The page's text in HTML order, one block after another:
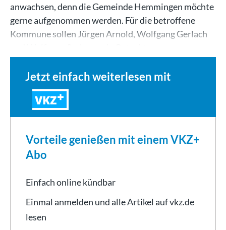
anwachsen, denn die Gemeinde Hemmingen möchte
gerne aufgenommen werden. Für die betroffene
Kommune sollen Jürgen Arnold, Wolfgang Gerlach
Jetzt einfach weiterlesen mit
VKZ
Vorteile genießen mit einem VKZ+
Abo
Einfach online kündbar
Einmal anmelden und alle Artikel auf vkz.de
lesen